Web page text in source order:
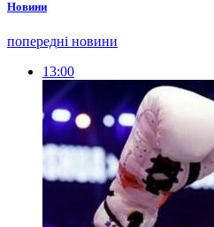
Новини
попередні новини
13:00